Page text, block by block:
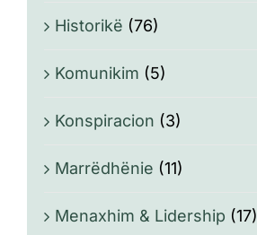
Historikë (76)
Komunikim (5)
Konspiracion (3)
Marrëdhënie (11)
Menaxhim & Lidership (17)